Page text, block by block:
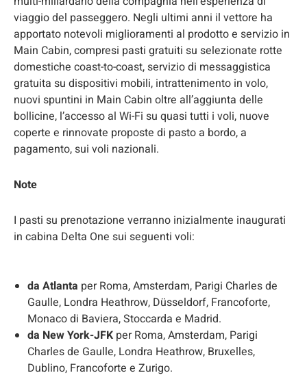
viaggio del passeggero. Negli ultimi anni il vettore ha
apportato notevoli miglioramenti al prodotto e servizio in
Main Cabin, compresi pasti gratuiti su selezionate rotte
domestiche coast-to-coast, servizio di messaggistica
gratuita su dispositivi mobili, intrattenimento in volo,
nuovi spuntini in Main Cabin oltre all’aggiunta delle
bollicine, l’accesso al Wi-Fi su quasi tutti i voli, nuove
coperte e rinnovate proposte di pasto a bordo, a
pagamento, sui voli nazionali.
Note
I pasti su prenotazione verranno inizialmente inaugurati
in cabina Delta One sui seguenti voli:
da Atlanta per Roma, Amsterdam, Parigi Charles de
Gaulle, Londra Heathrow, Düsseldorf, Francoforte,
Monaco di Baviera, Stoccarda e Madrid.
da New York-JFK per Roma, Amsterdam, Parigi
Charles de Gaulle, Londra Heathrow, Bruxelles,
Dublino, Francoforte e Zurigo.